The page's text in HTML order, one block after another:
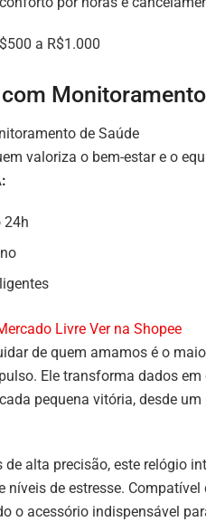
a R$1.000
valoriza o bem-estar e o
24h
Livre Ver na Shopee
de quem amamos é o
Ele transforma dados
pequena vitória, desde
de alta precisão, este relógio
níveis de estresse.
o acessório indispensável